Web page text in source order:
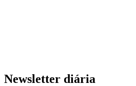
Newsletter diária